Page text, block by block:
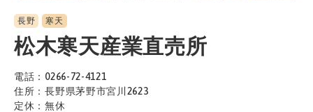
長野 寒天
松木寒天産業直売所
電話：0266-72-4121
住所：長野県茅野市宮川2623
定休：無休